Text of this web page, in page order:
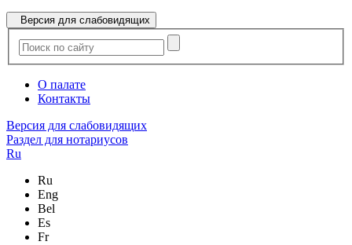
Версия для слабовидящих
О палате
Контакты
Версия для слабовидящих
Раздел для нотариусов
Ru
Ru
Eng
Bel
Es
Fr